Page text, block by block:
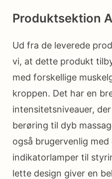
Produktsektion
Ud fra de leverede
vi, at dette produkt
med forskellige
kroppen. Det har en
intensitetsniveauer,
berøring til dyb
også brugervenlig
indikatorlamper til
lette design giver en